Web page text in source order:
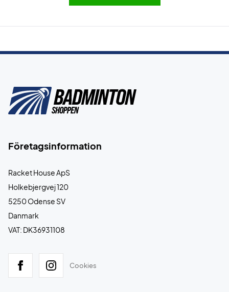
Företagsinformation
Racket House ApS
Holkebjergvej 120
5250 Odense SV
Danmark
VAT: DK36931108
Cookies